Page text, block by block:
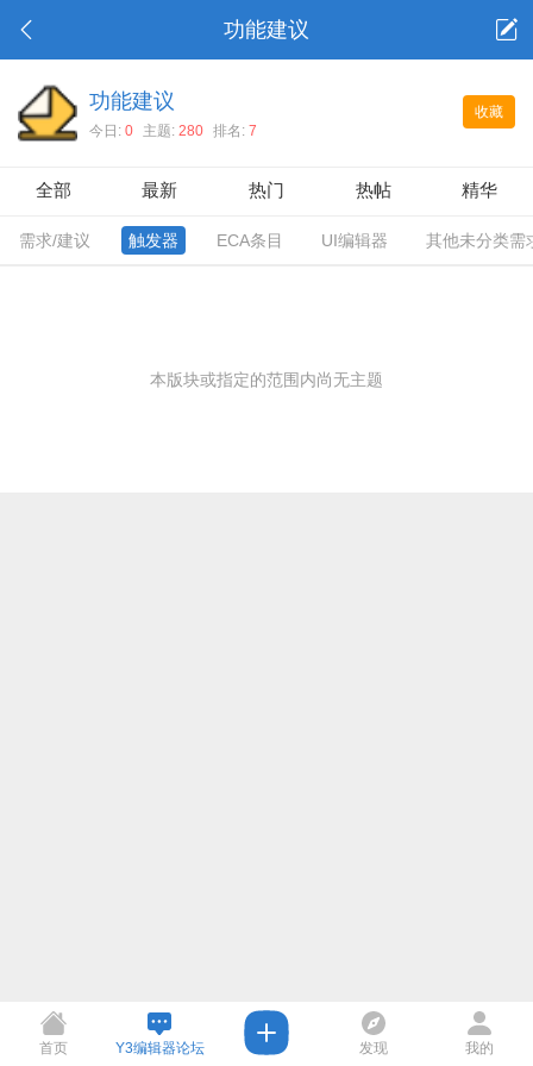
功能建议
收藏
功能建议
今日: 0 主题: 280 排名: 7
全部 最新 热门 热帖 精华
需求/建议 触发器 ECA条目 UI编辑器 其他未分类需
本版块或指定的范围内尚无主题
首页 Y3编辑器论坛 发现 我的